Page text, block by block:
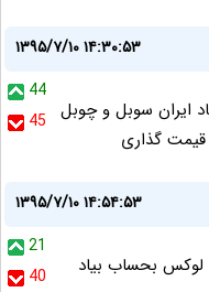
۱۳۹۵/۷/۱۰ ۱۴:۳۰:۵۳
44
45
ایران سوبل و چوبل
قیمت گذاری
۱۳۹۵/۷/۱۰ ۱۴:۵۴:۵۳
21
40
لوکس بحساب بیاد